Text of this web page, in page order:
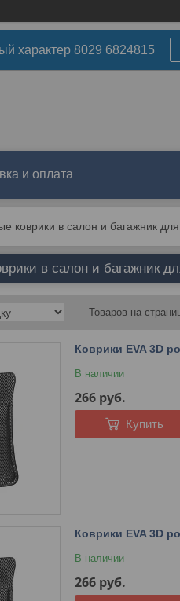
характер 8029 6824815
и оплата
коврики в салон и багажник
в салон и багажник
Коврики EVA 3D
В наличии
266 руб.
Купить
Коврики EVA 3D
В наличии
266 руб.